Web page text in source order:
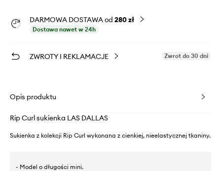
DARMOWA DOSTAWA od 280 zł
Dostawa nawet w 24h
ZWROTY I REKLAMACJE Zwrot do 30 dni
Opis produktu
Rip Curl sukienka LAS DALLAS
Sukienka z kolekcji Rip Curl wykonana z cienkiej, nieelastycznej tkaniny.
- Model o długości mini.